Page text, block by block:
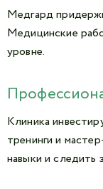
Медгард
Медицинские
уровне.
Клиника
тренинги и
навыки и следить